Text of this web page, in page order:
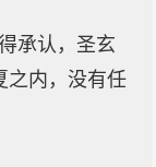
承认，圣玄
之内，没有任